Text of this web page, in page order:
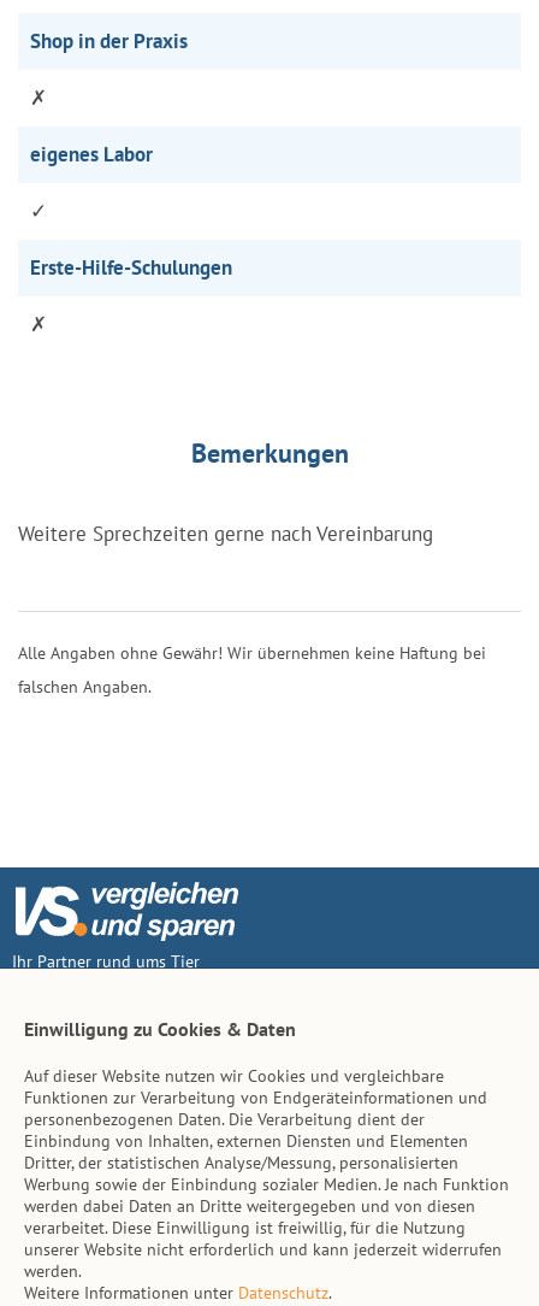
Shop in der Praxis
✗
eigenes Labor
✓
Erste-Hilfe-Schulungen
✗
Bemerkungen
Weitere Sprechzeiten gerne nach Vereinbarung
Alle Angaben ohne Gewähr! Wir übernehmen keine Haftung bei
falschen Angaben.
Ihr Partner rund ums Tier
Inhalt
Tierarzt-Suche
Hinweise
AGB
Impressum
Datenschutz
Einwilligung zu Cookies & Daten
Auf dieser Website nutzen wir Cookies und vergleichbare
Funktionen zur Verarbeitung von Endgeräteinformationen und
personenbezogenen Daten. Die Verarbeitung dient der
Einbindung von Inhalten, externen Diensten und Elementen
Dritter, der statistischen Analyse/Messung, personalisierten
Werbung sowie der Einbindung sozialer Medien. Je nach Funktion
werden dabei Daten an Dritte weitergegeben und von diesen
verarbeitet. Diese Einwilligung ist freiwillig, für die Nutzung
unserer Website nicht erforderlich und kann jederzeit widerrufen
werden.
Weitere Informationen unter Datenschutz.